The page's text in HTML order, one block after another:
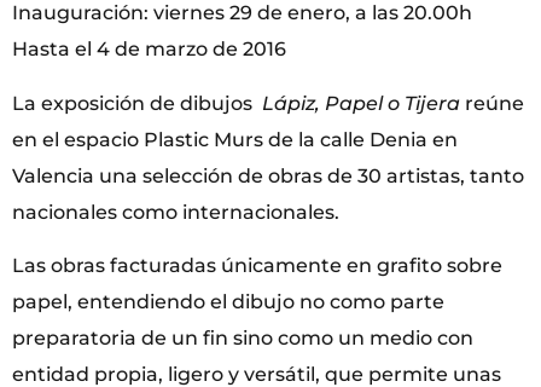
Inauguración: viernes 29 de enero, a las 20.00h
Hasta el 4 de marzo de 2016
La exposición de dibujos Lápiz, Papel o Tijera reúne
en el espacio Plastic Murs de la calle Denia en
Valencia una selección de obras de 30 artistas, tanto
nacionales como internacionales.
Las obras facturadas únicamente en grafito sobre
papel, entendiendo el dibujo no como parte
preparatoria de un fin sino como un medio con
entidad propia, ligero y versátil, que permite unas